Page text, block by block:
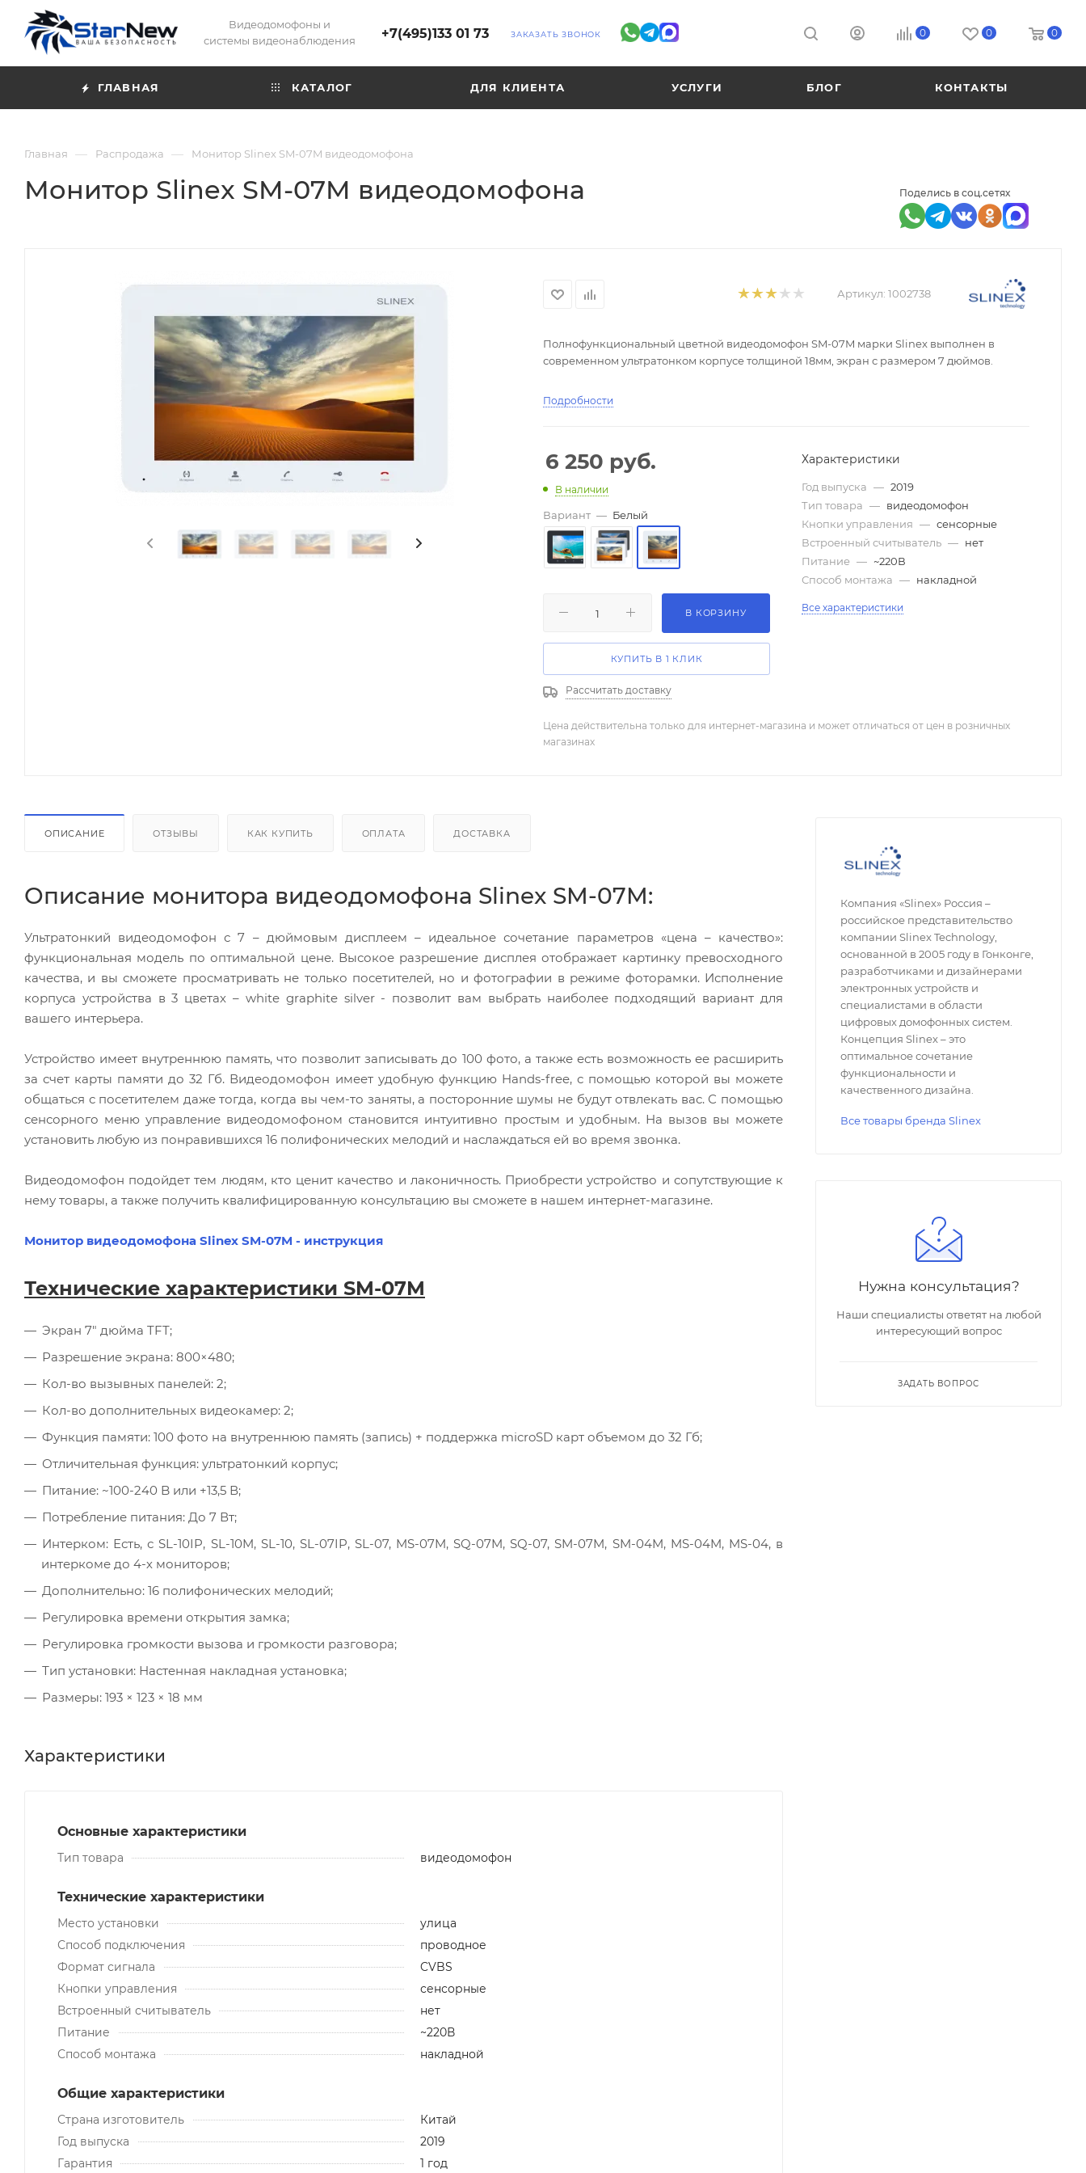
Видеодомофоны и
системы видеонаблюдения
+7(495)133 01 73 ЗАКАЗАТЬ ЗВОНОК 0 0 0
ГЛАВНАЯ КАТАЛОГ ДЛЯ КЛИЕНТА УСЛУГИ БЛОГ КОНТАКТЫ
Главная — Распродажа — Монитор Slinex SM-07M видеодомофона
Поделись в соц.сетях
Монитор Slinex SM-07M видеодомофона
Артикул: 1002738
Полнофункциональный цветной видеодомофон SM-07M марки Slinex выполнен в
современном ультратонком корпусе толщиной 18мм, экран с размером 7 дюймов.
Подробности
6 250 руб.
В наличии
Вариант — Белый
В КОРЗИНУ
КУПИТЬ В 1 КЛИК
Рассчитать доставку
Характеристики
Год выпуска — 2019
Тип товара — видеодомофон
Кнопки управления — сенсорные
Встроенный считыватель — нет
Питание — ~220В
Способ монтажа — накладной
Все характеристики
Цена действительна только для интернет-магазина и может отличаться от цен в розничных
магазинах
ОПИСАНИЕ ОТЗЫВЫ КАК КУПИТЬ ОПЛАТА ДОСТАВКА
Описание монитора видеодомофона Slinex SM-07M:
Ультратонкий видеодомофон с 7 – дюймовым дисплеем – идеальное сочетание параметров «цена – качество»:
функциональная модель по оптимальной цене. Высокое разрешение дисплея отображает картинку превосходного
качества, и вы сможете просматривать не только посетителей, но и фотографии в режиме фоторамки. Исполнение
корпуса устройства в 3 цветах – white graphite silver - позволит вам выбрать наиболее подходящий вариант для
вашего интерьера.
Устройство имеет внутреннюю память, что позволит записывать до 100 фото, а также есть возможность ее расширить
за счет карты памяти до 32 Гб. Видеодомофон имеет удобную функцию Hands-free, с помощью которой вы можете
общаться с посетителем даже тогда, когда вы чем-то заняты, а посторонние шумы не будут отвлекать вас. С помощью
сенсорного меню управление видеодомофоном становится интуитивно простым и удобным. На вызов вы можете
установить любую из понравившихся 16 полифонических мелодий и наслаждаться ей во время звонка.
Видеодомофон подойдет тем людям, кто ценит качество и лаконичность. Приобрести устройство и сопутствующие к
нему товары, а также получить квалифицированную консультацию вы сможете в нашем интернет-магазине.
Монитор видеодомофона Slinex SM-07M - инструкция
Технические характеристики SM-07M
Экран 7" дюйма TFT;
Разрешение экрана: 800×480;
Кол-во вызывных панелей: 2;
Кол-во дополнительных видеокамер: 2;
Функция памяти: 100 фото на внутреннюю память (запись) + поддержка microSD карт объемом до 32 Гб;
Отличительная функция: ультратонкий корпус;
Питание: ~100-240 B или +13,5 В;
Потребление питания: До 7 Вт;
Интерком: Есть, с SL-10IP, SL-10M, SL-10, SL-07IP, SL-07, MS-07M, SQ-07M, SQ-07, SM-07M, SM-04M, MS-04M, MS-04, в
интеркоме до 4-х мониторов;
Дополнительно: 16 полифонических мелодий;
Регулировка времени открытия замка;
Регулировка громкости вызова и громкости разговора;
Тип установки: Настенная накладная установка;
Размеры: 193 × 123 × 18 мм
Характеристики
Основные характеристики
Тип товара видеодомофон
Технические характеристики
Место установки
улица
Способ подключения
проводное
Формат сигнала
CVBS
Кнопки управления
сенсорные
Встроенный считыватель
нет
Питание
~220В
Способ монтажа
накладной
Общие характеристики
Страна изготовитель
Китай
Год выпуска
2019
Гарантия
1 год
Компания «Slinex» Россия –
российское представительство
компании Slinex Technology,
основанной в 2005 году в Гонконге,
разработчиками и дизайнерами
электронных устройств и
специалистами в области
цифровых домофонных систем.
Концепция Slinex – это
оптимальное сочетание
функциональности и
качественного дизайна.
Все товары бренда Slinex
Нужна консультация?
Наши специалисты ответят на любой
интересующий вопрос
ЗАДАТЬ ВОПРОС